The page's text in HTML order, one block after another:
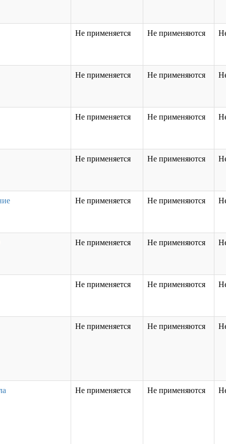
Не применяется Не применяются
Не применяется Не применяются
Не применяется Не применяются
Не применяется Не применяются
Не применяется Не применяются
Не применяется Не применяются
Не применяется Не применяются
Не применяется Не применяются
Не применяется Не применяются